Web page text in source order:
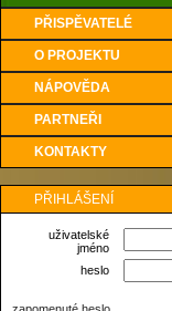
PŘISPĚVATELÉ
O PROJEKTU
NÁPOVĚDA
PARTNEŘI
KONTAKTY
PŘIHLÁŠENÍ
uživatelské
jméno
heslo